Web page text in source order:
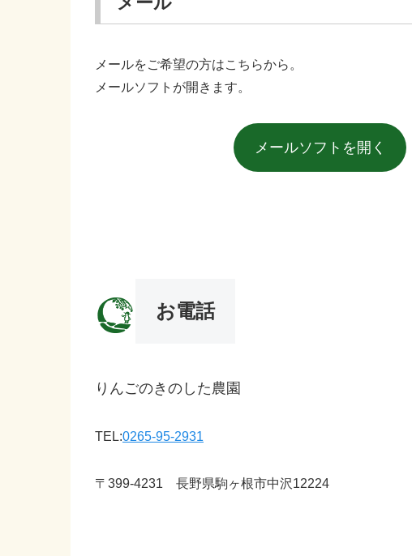
メールをご希望の方はこちらから。
メールソフトが開きます。
メールソフトを開く
お電話
りんごのきのした農園
TEL:0265-95-2931
〒399-4231 長野県駒ヶ根市中沢12224